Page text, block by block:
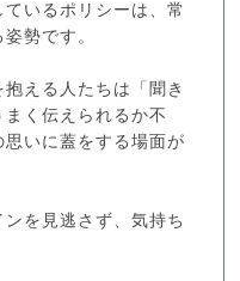
いるポリシーは、常
勢です。
抱える人たちは「聞き
く伝えられるか不
いに蓋をする場面が
を見逃さず、気持ち